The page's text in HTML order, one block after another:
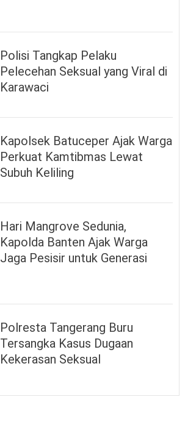
Polisi Tangkap Pelaku
Pelecehan Seksual yang Viral di
Karawaci
Kapolsek Batuceper Ajak Warga
Perkuat Kamtibmas Lewat
Subuh Keliling
Hari Mangrove Sedunia,
Kapolda Banten Ajak Warga
Jaga Pesisir untuk Generasi
Polresta Tangerang Buru
Tersangka Kasus Dugaan
Kekerasan Seksual